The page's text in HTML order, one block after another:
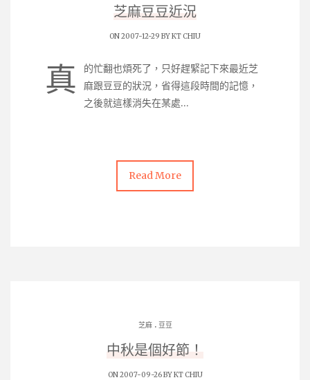
芝麻豆豆近況
ON 2007-12-29 BYKT CHIU
真
的忙翻也煩死了，只好趕緊記下來最近芝
麻跟豆豆的狀況，省得這段時間的記憶，
之後就這樣消失在某處…
Read More
芝麻. 豆豆
中秋是個好節！
ON 2007-09-26 BYKT CHIU